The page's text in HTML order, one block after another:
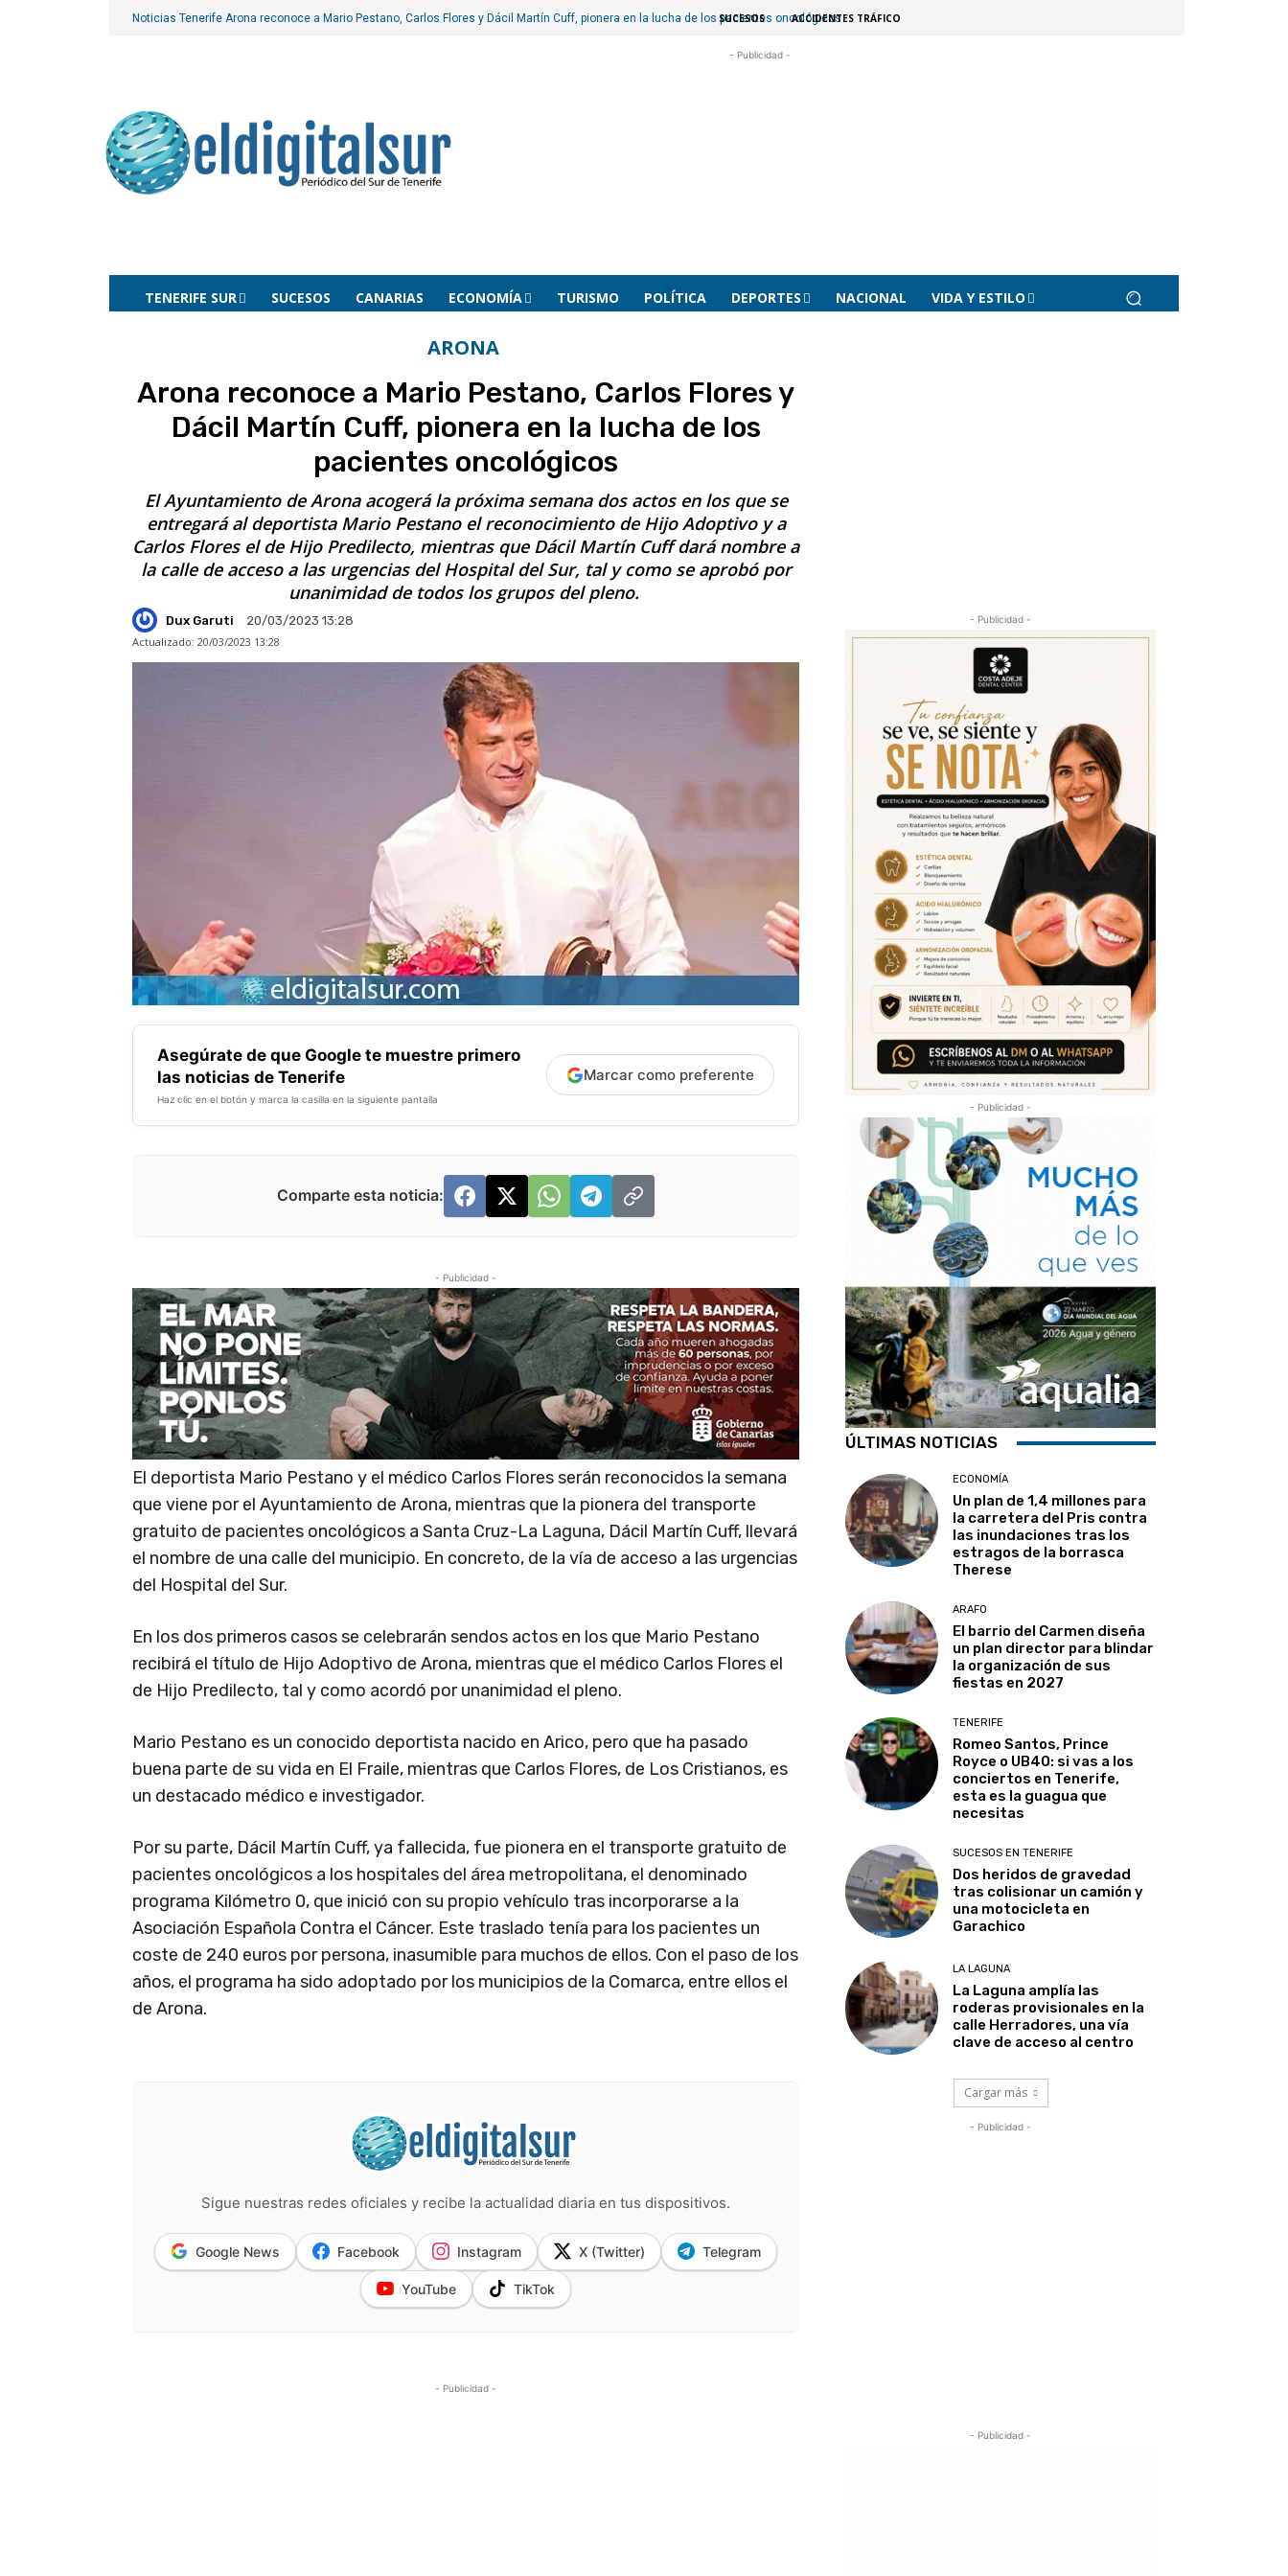
Noticias Tenerife Arona reconoce a Mario Pestano, Carlos Flores y Dácil Martín Cuff, pionera en la lucha de los pacientes oncológicos
SUCESOS ACCIDENTES TRÁFICO
- Publicidad -
TENERIFE SUR SUCESOS CANARIAS ECONOMÍA TURISMO POLÍTICA DEPORTES NACIONAL VIDA Y ESTILO
ARONA
Arona reconoce a Mario Pestano, Carlos Flores y
Dácil Martín Cuff, pionera en la lucha de los
pacientes oncológicos
El Ayuntamiento de Arona acogerá la próxima semana dos actos en los que se
entregará al deportista Mario Pestano el reconocimiento de Hijo Adoptivo y a
Carlos Flores el de Hijo Predilecto, mientras que Dácil Martín Cuff dará nombre a
la calle de acceso a las urgencias del Hospital del Sur, tal y como se aprobó por
unanimidad de todos los grupos del pleno.
Dux Garuti
20/03/2023 13:28
Actualizado: 20/03/2023 13:28
Asegúrate de que Google te muestre primero
las noticias de Tenerife
Haz clic en el botón y marca la casilla en la siguiente pantalla
Marcar como preferente
Comparte esta noticia:
- Publicidad -
El deportista Mario Pestano y el médico Carlos Flores serán reconocidos la semana
que viene por el Ayuntamiento de Arona, mientras que la pionera del transporte
gratuito de pacientes oncológicos a Santa Cruz-La Laguna, Dácil Martín Cuff, llevará
el nombre de una calle del municipio. En concreto, de la vía de acceso a las urgencias
del Hospital del Sur.
En los dos primeros casos se celebrarán sendos actos en los que Mario Pestano
recibirá el título de Hijo Adoptivo de Arona, mientras que el médico Carlos Flores el
de Hijo Predilecto, tal y como acordó por unanimidad el pleno.
Mario Pestano es un conocido deportista nacido en Arico, pero que ha pasado
buena parte de su vida en El Fraile, mientras que Carlos Flores, de Los Cristianos, es
un destacado médico e investigador.
Por su parte, Dácil Martín Cuff, ya fallecida, fue pionera en el transporte gratuito de
pacientes oncológicos a los hospitales del área metropolitana, el denominado
programa Kilómetro 0, que inició con su propio vehículo tras incorporarse a la
Asociación Española Contra el Cáncer. Este traslado tenía para los pacientes un
coste de 240 euros por persona, inasumible para muchos de ellos. Con el paso de los
años, el programa ha sido adoptado por los municipios de la Comarca, entre ellos el
de Arona.
Sigue nuestras redes oficiales y recibe la actualidad diaria en tus dispositivos.
Google News Facebook Instagram X (Twitter) Telegram
YouTube TikTok
- Publicidad -
- Publicidad -
- Publicidad -
ÚLTIMAS NOTICIAS
ECONOMÍA
Un plan de 1,4 millones para
la carretera del Pris contra
las inundaciones tras los
estragos de la borrasca
Therese
ARAFO
El barrio del Carmen diseña
un plan director para blindar
la organización de sus
fiestas en 2027
TENERIFE
Romeo Santos, Prince
Royce o UB40: si vas a los
conciertos en Tenerife,
esta es la guagua que
necesitas
SUCESOS EN TENERIFE
Dos heridos de gravedad
tras colisionar un camión y
una motocicleta en
Garachico
LA LAGUNA
La Laguna amplía las
roderas provisionales en la
calle Herradores, una vía
clave de acceso al centro
Cargar más
- Publicidad -
- Publicidad -